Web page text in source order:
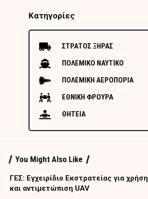
Κατηγορίες
ΣΤΡΑΤΟΣ ΞΗΡΑΣ
ΠΟΛΕΜΙΚΟ ΝΑΥΤΙΚΟ
ΠΟΛΕΜΙΚΗ ΑΕΡΟΠΟΡΙΑ
ΕΘΝΙΚΗ ΦΡΟΥΡΑ
ΘΗΤΕΙΑ
You Might Also Like
ΓΕΣ: Εγχειρίδιο Εκστρατείας για χρήση
και αντιμετώπιση UAV